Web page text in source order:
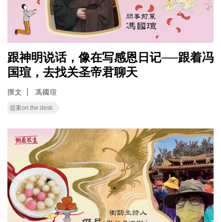
跟神明说话，像在写感恩日记──跟着冯
国瑄，去找关圣帝君聊天
撰文 馮國瑄
提案on the desk